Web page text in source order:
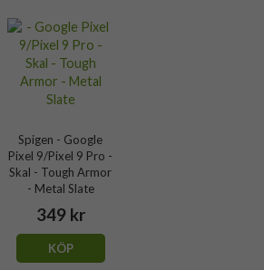
Spigen - Google
Pixel 9/Pixel 9 Pro -
Skal - Tough Armor
- Metal Slate
349 kr
KÖP